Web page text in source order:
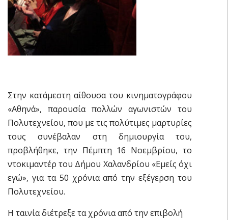
Στην κατάμεστη αίθουσα του κινηματογράφου
«Αθηνά», παρουσία πολλών αγωνιστών του
Πολυτεχνείου, που με τις πολύτιμες μαρτυρίες
τους συνέβαλαν στη δημιουργία του,
προβλήθηκε, την Πέμπτη 16 Νοεμβρίου, το
ντοκιμαντέρ του Δήμου Χαλανδρίου «Εμείς όχι
εγώ», για τα 50 χρόνια από την εξέγερση του
Πολυτεχνείου.
Η ταινία διέτρεξε τα χρόνια από την επιβολή